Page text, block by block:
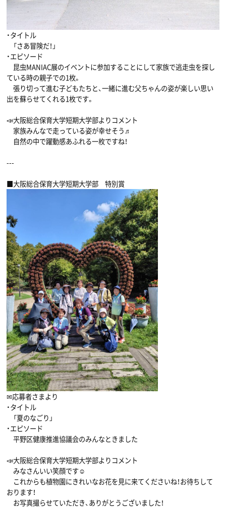
・タイトル
「さあ冒険だ！」
・エピソード
昆虫MANIAC展のイベントに参加することにして家族で逃走虫を探し
ている時の親子での1枚。
張り切って進む子どもたちと、一緒に進む父ちゃんの姿が楽しい思い
出を蘇らせてくれる1枚です。
📣大阪総合保育大学短期大学部よりコメント
家族みんなで走っている姿が幸せそう♬
自然の中で躍動感あふれる一枚ですね！
---
■大阪総合保育大学短期大学部 特別賞
✉応募者さまより
・タイトル
「夏のなごり」
・エピソード
平野区健康推進協議会のみんなときました
📣大阪総合保育大学短期大学部よりコメント
みなさんいい笑顔です☺
これからも植物園にきれいなお花を見に来てくださいね！お待ちして
おります！
お写真撮らせていただき、ありがとうございました！